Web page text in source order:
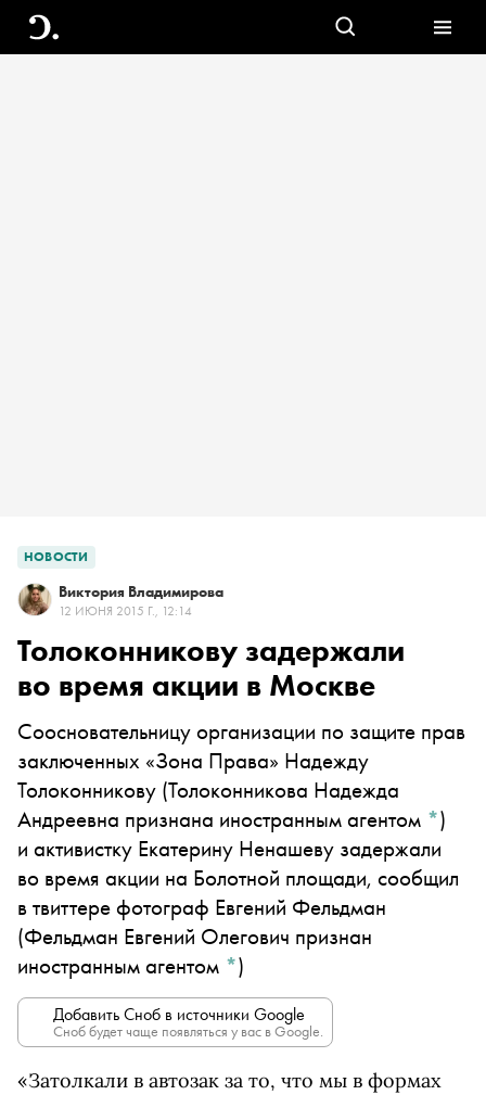
НОВОСТИ
Виктория Владимирова
12 ИЮНЯ 2015 Г., 12:14
Толоконникову задержали
во время акции в Москве
Соосновательницу организации по защите прав
заключенных «Зона Права» Надежду
Толоконникову (Толоконникова Надежда
Андреевна признана иностранным агентом *)
и активистку Екатерину Ненашеву задержали
во время акции на Болотной площади, сообщил
в твиттере фотограф Евгений Фельдман
(Фельдман Евгений Олегович признан
иностранным агентом *)
Добавить Сноб в источники Google
Сноб будет чаще появляться у вас в Google.
«Затолкали в автозак за то, что мы в формах